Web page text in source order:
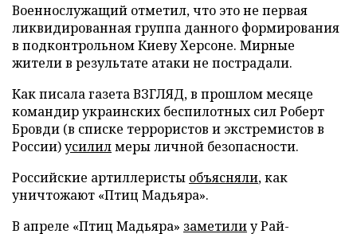
Военнослужащий отметил, что это не первая
ликвидированная группа данного формирования
в подконтрольном Киеву Херсоне. Мирные
жители в результате атаки не пострадали.
Как писала газета ВЗГЛЯД, в прошлом месяце
командир украинских беспилотных сил Роберт
Бровди (в списке террористов и экстремистов в
России)усилилмеры личной безопасности.
Российские артиллеристы объясняли, как
уничтожают «Птиц Мадьяра».
В апреле «Птиц Мадьяра» заметилиу Рай-